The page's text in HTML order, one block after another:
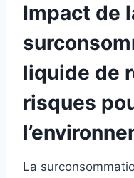
Impact de
liquide de
risques
La